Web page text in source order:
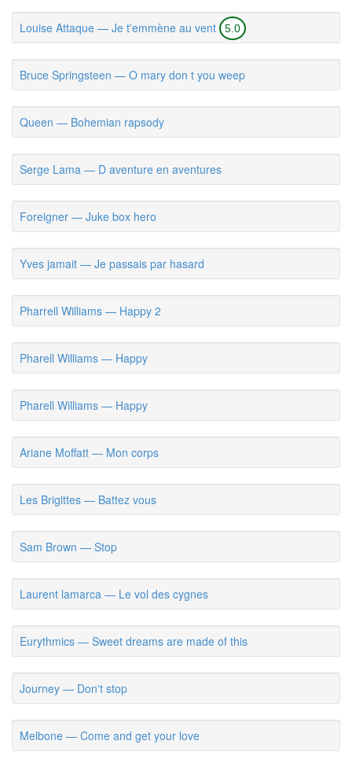
Louise Attaque — Je t'emmène au vent 5.0
Bruce Springsteen — O mary don t you weep
Queen — Bohemian rapsody
Serge Lama — D aventure en aventures
Foreigner — Juke box hero
Yves jamait — Je passais par hasard
Pharrell Williams — Happy 2
Pharell Williams — Happy
Pharell Williams — Happy
Ariane Moffatt — Mon corps
Les Brigittes — Battez vous
Sam Brown — Stop
Laurent lamarca — Le vol des cygnes
Eurythmics — Sweet dreams are made of this
Journey — Don't stop
Melbone — Come and get your love